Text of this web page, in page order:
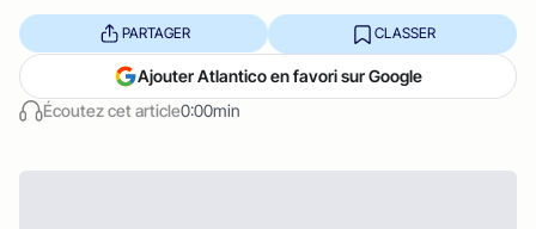
Écoutez cet article0:00min
PARTAGER CLASSER
Ajouter Atlantico en favori sur Google